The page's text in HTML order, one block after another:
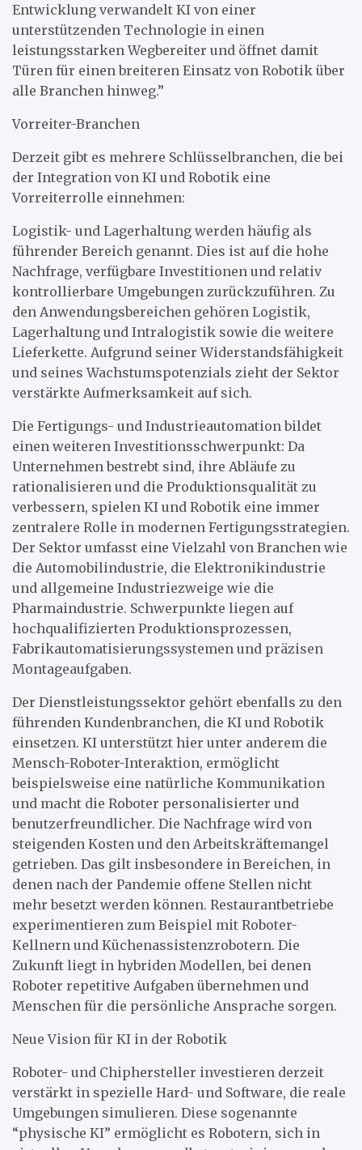
Entwicklung verwandelt KI von einer
unterstützenden Technologie in einen
leistungsstarken Wegbereiter und öffnet damit
Türen für einen breiteren Einsatz von Robotik über
alle Branchen hinweg.”
Vorreiter-Branchen
Derzeit gibt es mehrere Schlüsselbranchen, die bei
der Integration von KI und Robotik eine
Vorreiterrolle einnehmen:
Logistik- und Lagerhaltung werden häufig als
führender Bereich genannt. Dies ist auf die hohe
Nachfrage, verfügbare Investitionen und relativ
kontrollierbare Umgebungen zurückzuführen. Zu
den Anwendungsbereichen gehören Logistik,
Lagerhaltung und Intralogistik sowie die weitere
Lieferkette. Aufgrund seiner Widerstandsfähigkeit
und seines Wachstumspotenzials zieht der Sektor
verstärkte Aufmerksamkeit auf sich.
Die Fertigungs- und Industrieautomation bildet
einen weiteren Investitionsschwerpunkt: Da
Unternehmen bestrebt sind, ihre Abläufe zu
rationalisieren und die Produktionsqualität zu
verbessern, spielen KI und Robotik eine immer
zentralere Rolle in modernen Fertigungsstrategien.
Der Sektor umfasst eine Vielzahl von Branchen wie
die Automobilindustrie, die Elektronikindustrie
und allgemeine Industriezweige wie die
Pharmaindustrie. Schwerpunkte liegen auf
hochqualifizierten Produktionsprozessen,
Fabrikautomatisierungssystemen und präzisen
Montageaufgaben.
Der Dienstleistungssektor gehört ebenfalls zu den
führenden Kundenbranchen, die KI und Robotik
einsetzen. KI unterstützt hier unter anderem die
Mensch-Roboter-Interaktion, ermöglicht
beispielsweise eine natürliche Kommunikation
und macht die Roboter personalisierter und
benutzerfreundlicher. Die Nachfrage wird von
steigenden Kosten und den Arbeitskräftemangel
getrieben. Das gilt insbesondere in Bereichen, in
denen nach der Pandemie offene Stellen nicht
mehr besetzt werden können. Restaurantbetriebe
experimentieren zum Beispiel mit Roboter-
Kellnern und Küchenassistenzrobotern. Die
Zukunft liegt in hybriden Modellen, bei denen
Roboter repetitive Aufgaben übernehmen und
Menschen für die persönliche Ansprache sorgen.
Neue Vision für KI in der Robotik
Roboter- und Chiphersteller investieren derzeit
verstärkt in spezielle Hard- und Software, die reale
Umgebungen simulieren. Diese sogenannte
“physische KI” ermöglicht es Robotern, sich in